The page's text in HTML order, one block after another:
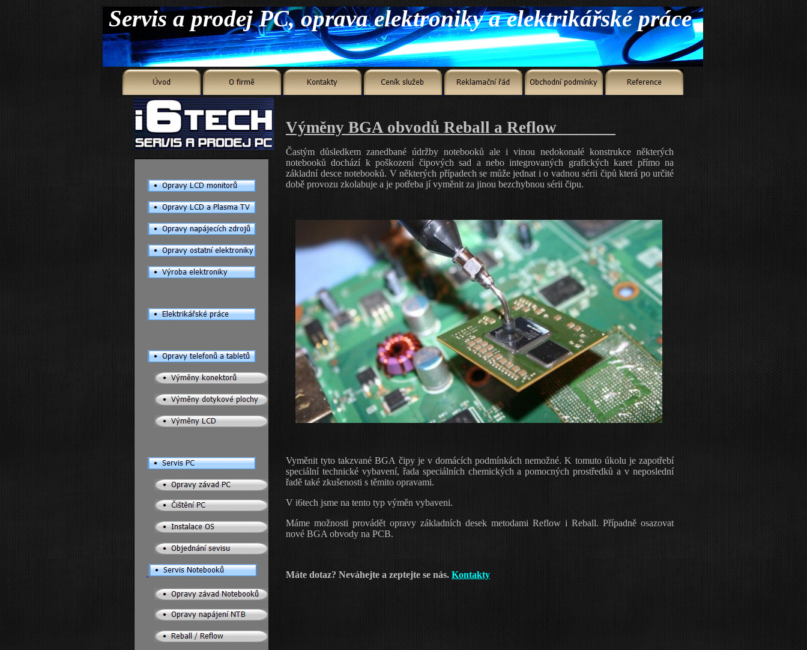
Výměny BGA obvodů Reball a Reflow
Častým důsledkem zanedbané údržby notebooků ale i vinou nedokonalé konstrukce některých
notebooků dochází k poškození čipových sad a nebo integrovaných grafických karet přímo na
základní desce notebooků. V některých případech se může jednat i o vadnou sérii čipů která po určité
době provozu zkolabuje a je potřeba jí vyměnit za jinou bezchybnou sérii čipu.
Vyměnit tyto takzvané BGA čipy je v domácích podmínkách nemožné. K tomuto úkolu je zapotřebí
speciální technické vybavení, řada speciálních chemických a pomocných prostředků a v neposlední
řadě také zkušenosti s těmito opravami.
V i6tech jsme na tento typ výměn vybaveni.
Máme možnosti provádět opravy základních desek metodami Reflow i Reball. Případně osazovat
nové BGA obvody na PCB.
Máte dotaz? Neváhejte a zeptejte se nás. Kontakty